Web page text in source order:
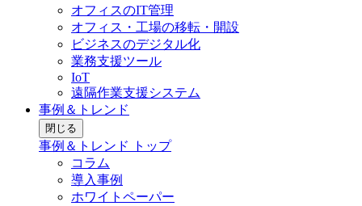
オフィスのIT管理
オフィス・工場の移転・開設
ビジネスのデジタル化
業務支援ツール
IoT
遠隔作業支援システム
事例＆トレンド
閉じる
事例＆トレンド トップ
コラム
導入事例
ホワイトペーパー